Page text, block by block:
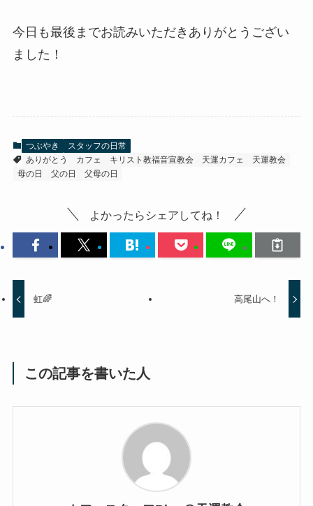
今日も最後までお読みいただきありがとうござい
ました！
つぶやき
スタッフの日常
ありがとう
カフェ キリスト教福音宣教会 天運カフェ
天運教会
母の日
父の日 父母の日
よかったらシェアしてね！
虹🌈 高尾山へ！
この記事を書いた人